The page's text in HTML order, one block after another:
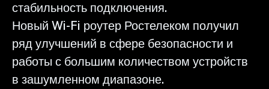
стабильность подключения.
Новый Wi-Fi роутер Ростелеком получил
ряд улучшений в сфере безопасности и
работы с большим количеством устройств
в зашумленном диапазоне.